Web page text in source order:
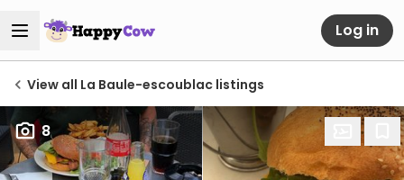
Log in
View all La Baule-escoublac listings
8